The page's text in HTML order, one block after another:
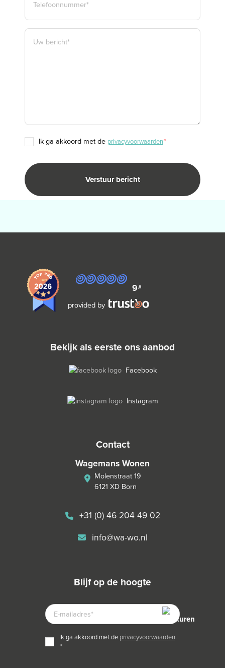
BERICHT
TOESTEMMING
ik ga akkoord met de privacyvoorwaarden*
9,8
provided by
bekijk als eerste ons aanbod
Facebook
Instagram
contact
Wagemans Wonen
Molenstraat 19
6121 XD Born
+31 (0) 46 204 49 02
info@wa-wo.nl
blijf op de hoogte
E-
MAILADRES
TOESTEMMING
*
ik ga akkoord met de privacyvoorwaarden.
*